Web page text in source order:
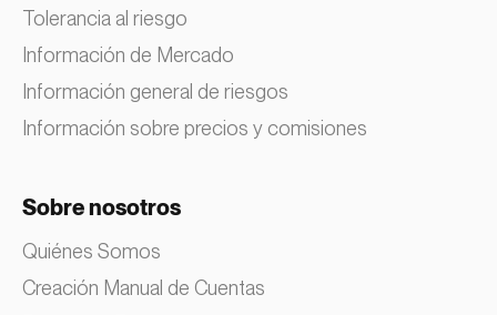
Tolerancia al riesgo
Información de Mercado
Información general de riesgos
Información sobre precios y comisiones
Sobre nosotros
Quiénes Somos
Creación Manual de Cuentas